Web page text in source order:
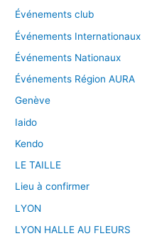
Événements club
Événements Internationaux
Événements Nationaux
Événements Région AURA
Genève
Iaido
Kendo
LE TAILLE
Lieu à confirmer
LYON
LYON HALLE AU FLEURS